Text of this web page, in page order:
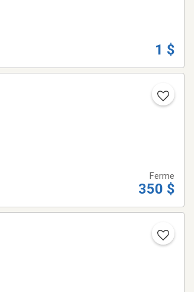
1 $
Ferme
350 $